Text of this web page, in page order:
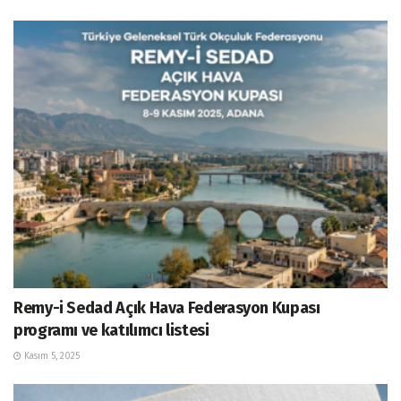
Remy-i Sedad Açık Hava Federasyon Kupası
programı ve katılımcı listesi
Kasım 5, 2025